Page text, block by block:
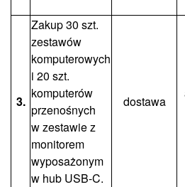
3.
Zakup 30 szt.
zestawów
komputerowych
i 20 szt.
komputerów
przenośnych
w zestawie z
monitorem
wyposażonym
w hub USB-C.
dostawa